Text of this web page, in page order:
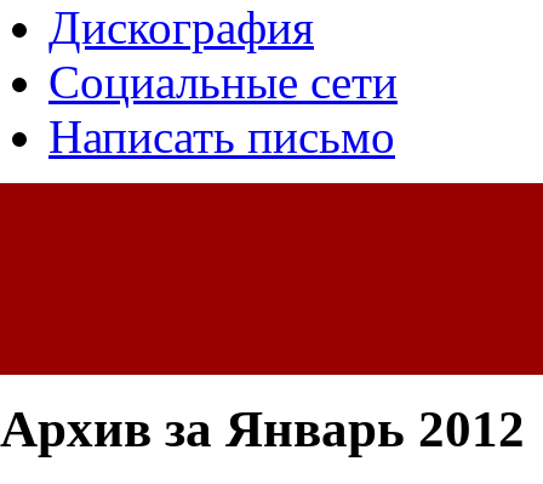
Дискография
Социальные сети
Написать письмо
Архив за Январь 2012